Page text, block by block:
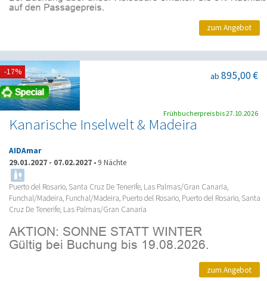
zum Angebot
Kanarische Inselwelt & Madeira
ab 895,00 €
AIDAmar
29.01.2027 - 07.02.2027 • 9 Nächte
Puerto del Rosario, Santa Cruz De Tenerife, Las Palmas/Gran Canaria,
Funchal/Madeira, Funchal/Madeira, Puerto del Rosario, Puerto del Rosario, Santa
Cruz De Tenerife, Las Palmas/Gran Canaria
-17%
Frühbucherpreis bis 27.10.2026
zum Angebot